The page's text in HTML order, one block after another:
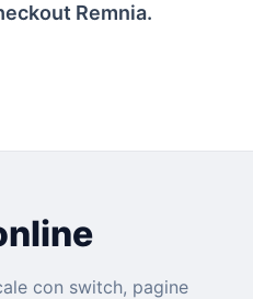
Remnia.
con switch, pagine